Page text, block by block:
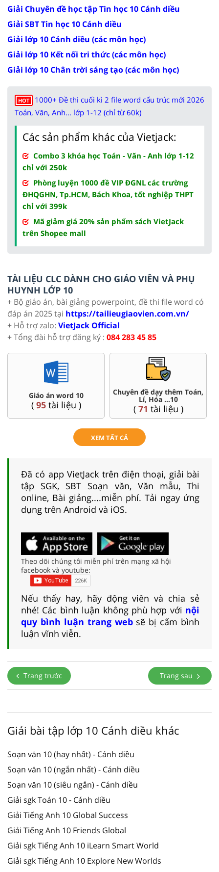
Giải Chuyên đề học tập Tin học 10 Cánh diều
Giải SBT Tin học 10 Cánh diều
Giải lớp 10 Cánh diều (các môn học)
Giải lớp 10 Kết nối tri thức (các môn học)
Giải lớp 10 Chân trời sáng tạo (các môn học)
HOT
1000+ Đề thi cuối kì 2 file word cấu trúc mới 2026
Toán, Văn, Anh... lớp 1-12 (chỉ từ 60k)
Các sản phẩm khác của Vietjack:
Combo 3 khóa học Toán - Văn - Anh lớp 1-12
chỉ với 250k
Phòng luyện 1000 đề VIP ĐGNL các trường
ĐHQGHN, Tp.HCM, Bách Khoa, tốt nghiệp THPT
chỉ với 399k
Mã giảm giá 20% sản phẩm sách VietJack
trên Shopee mall
TÀI LIỆU CLC DÀNH CHO GIÁO VIÊN VÀ PHỤ
HUYNH LỚP 10
+ Bộ giáo án, bài giảng powerpoint, đề thi file word có
đáp án 2025 tại https://tailieugiaovien.com.vn/
+ Hỗ trợ zalo: VietJack Official
+ Tổng đài hỗ trợ đăng ký : 084 283 45 85
thêm Toán,
...10
liệu )
Đề thi HSG 10
tài liệu )
Trắc nghiệm
XEM TẤT CẢ
Đã có app VietJack trên điện thoại, giải bài
tập SGK, SBT Soạn văn, Văn mẫu, Thi
online, Bài giảng....miễn phí. Tải ngay ứng
dụng trên Android và iOS.
Theo dõi chúng tôi miễn phí trên mạng xã hội
facebook và youtube:
Nếu thấy hay, hãy động viên và chia sẻ
nhé! Các bình luận không phù hợp với nội
quy bình luận trang websẽ bị cấm bình
luận vĩnh viễn.
Trang trước Trang sau
Giải bài tập lớp 10 Cánh diều khác
Soạn văn 10 (hay nhất) - Cánh diều
Soạn văn 10 (ngắn nhất) - Cánh diều
Soạn văn 10 (siêu ngắn) - Cánh diều
Giải sgk Toán 10 - Cánh diều
Giải Tiếng Anh 10 Global Success
Giải Tiếng Anh 10 Friends Global
Giải sgk Tiếng Anh 10 iLearn Smart World
Giải sgk Tiếng Anh 10 Explore New Worlds